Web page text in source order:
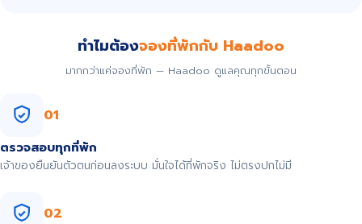
ทำไมต้องจองที่พักกับ Haadoo
มากกว่าแค่จองที่พัก — Haadoo ดูแลคุณทุกขั้นตอน
01
ตรวจสอบทุกที่พัก
เจ้าของยืนยันตัวตนก่อนลงระบบ มั่นใจได้ที่พักจริง ไม่ตรงปกไม่มี
02